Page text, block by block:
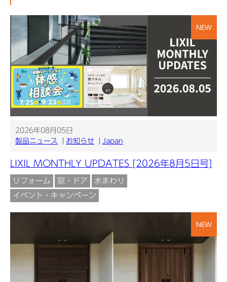
NEW
2026年08月05日
製品ニュース
お知らせ Japan
LIXIL MONTHLY UPDATES [2026年8月5日号]
リフォーム 窓・ドア
水まわり
イベント・キャンペーン
NEW